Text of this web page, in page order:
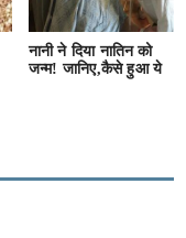
नानी ने दिया नातिन को
जन्म! जानिए,कैसे हुआ ये